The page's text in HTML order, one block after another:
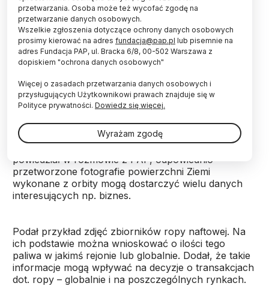
Przedsiębiorstwa na podstawie danych
satelitarnych szacują ceny ropy naftowej albo
obroty centrów handlowych, rolnicy dzięki
zdjęciom z kosmosu wiedzą, gdzie stosować
opryski, a armie bez informacji z orbity nie mają
Kosiec z Creotech Instruments.
Jacek Kosiec jest wiceprezesem Creotech
Instruments, największej polskiej firmy
powiedział w rozmowie z PAP, odpowiednio
przetworzone fotografie powierzchni Ziemi
wykonane z orbity mogą dostarczyć wielu danych
interesujących np. biznes.
Podał przykład zdjęć zbiorników ropy naftowej. Na
ich podstawie można wnioskować o ilości tego
paliwa w jakimś rejonie lub globalnie. Dodał, że takie
informacje mogą wpływać na decyzje o transakcjach
dot. ropy – globalnie i na poszczególnych rynkach.
przetwarzania. Osoba może też wycofać zgodę na
przetwarzanie danych osobowych.
Wszelkie zgłoszenia dotyczące ochrony danych osobowych
prosimy kierować na adres fundacja@pap.pl lub pisemnie na
adres Fundacja PAP, ul. Bracka 6/8, 00-502 Warszawa z
dopiskiem "ochrona danych osobowych"
Więcej o zasadach przetwarzania danych osobowych i
przysługujących Użytkownikowi prawach znajduje się w
Polityce prywatności. Dowiedz się więcej.
Wyrażam zgodę